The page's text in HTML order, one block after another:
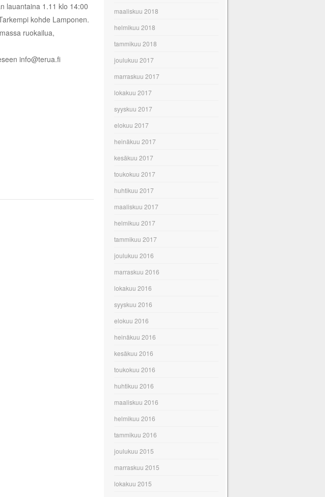
lauantaina 1.11 klo 14:00
kohde Lamponen.
ruokailua,
info@terua.fi
maaliskuu 2018
helmikuu 2018
tammikuu 2018
joulukuu 2017
marraskuu 2017
lokakuu 2017
syyskuu 2017
elokuu 2017
heinäkuu 2017
kesäkuu 2017
toukokuu 2017
huhtikuu 2017
maaliskuu 2017
helmikuu 2017
tammikuu 2017
joulukuu 2016
marraskuu 2016
lokakuu 2016
syyskuu 2016
elokuu 2016
heinäkuu 2016
kesäkuu 2016
toukokuu 2016
huhtikuu 2016
maaliskuu 2016
helmikuu 2016
tammikuu 2016
joulukuu 2015
marraskuu 2015
lokakuu 2015